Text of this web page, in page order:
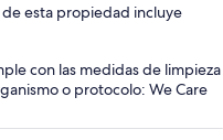
esta propiedad incluye
con las medidas de limpieza
o protocolo: We Care